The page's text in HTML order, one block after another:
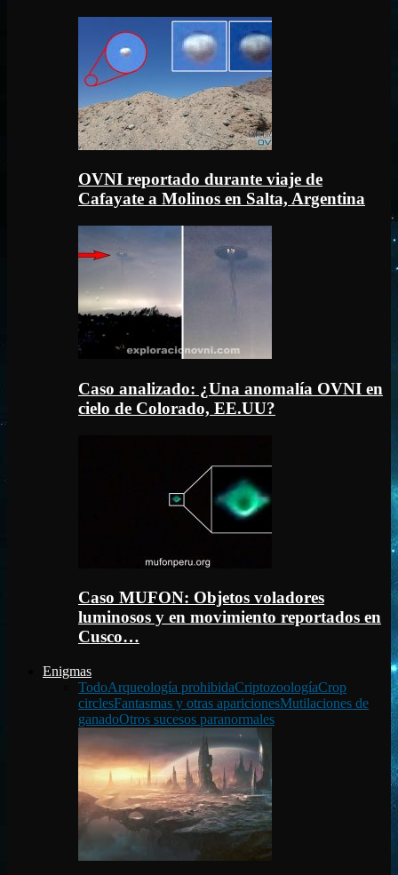
OVNI reportado durante viaje de
Cafayate a Molinos en Salta, Argentina
Caso analizado: ¿Una anomalía OVNI en
cielo de Colorado, EE.UU?
Caso MUFON: Objetos voladores
luminosos y en movimiento reportados en
Cusco…
Enigmas
TodoArqueología prohibidaCriptozoologíaCrop
circlesFantasmas y otras aparicionesMutilaciones de
ganadoOtros sucesos paranormales